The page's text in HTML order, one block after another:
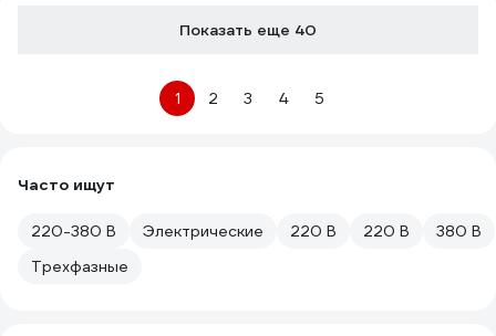
Показать еще 40
1 2 3 4 5
Часто ищут
220-380 В Электрические 220 В 220 В
380 В
Трехфазные